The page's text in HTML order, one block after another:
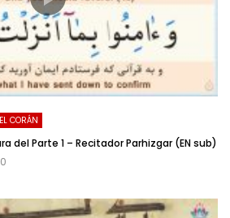
CORÁN
del Parte 1 – Recitador Parhizgar (EN sub)
0